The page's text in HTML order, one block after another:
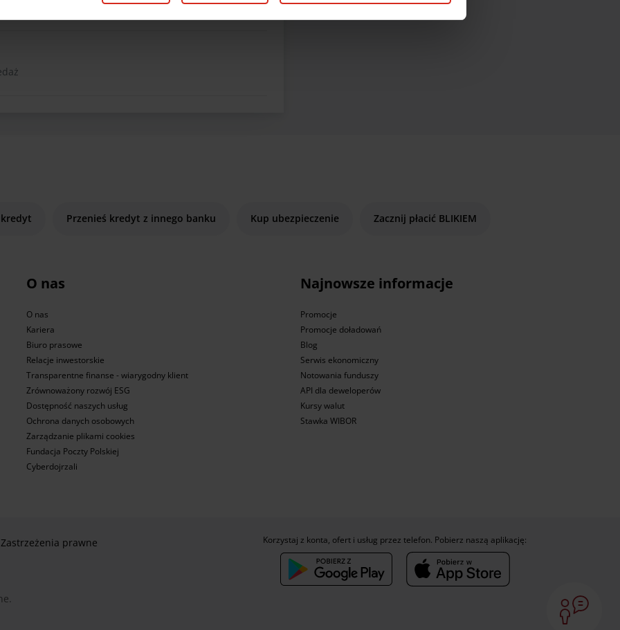
Przenieś kredyt z innego banku Kup ubezpieczenie Zacznij płacić BLIKIEM
O nas
O nas
Kariera
Biuro prasowe
Relacje inwestorskie
Transparentne finanse - wiarygodny klient
Zrównoważony rozwój ESG
Dostępność naszych usług
Ochrona danych osobowych
Zarządzanie plikami cookies
Fundacja Poczty Polskiej
Cyberdojrzali
Najnowsze informacje
Promocje
Promocje doładowań
Blog
Serwis ekonomiczny
Notowania funduszy
API dla deweloperów
Kursy walut
Stawka WIBOR
Zastrzeżenia prawne Korzystaj z konta, ofert i usług przez telefon. Pobierz naszą aplikację: